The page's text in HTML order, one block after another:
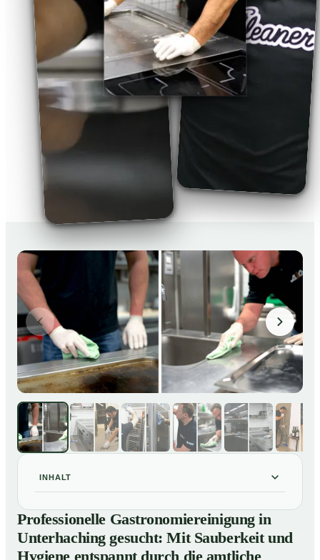
INHALT
01 Professionelle Gastronomiereinigung in Unterhaching
gesucht: Mit Sauberkeit und Hygiene entspannt durch
die amtliche Kontrolle
Professionelle Gastronomiereinigung in
Unterhaching gesucht: Mit Sauberkeit und
Hygiene entspannt durch die amtliche